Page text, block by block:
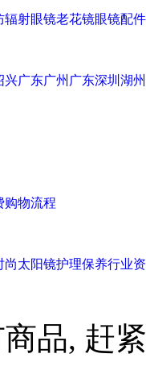
辐射眼镜老花镜眼镜配件
兴广东广州 广东深圳 湖
购物流程
尚太阳镜护理保养行业
品, 赶